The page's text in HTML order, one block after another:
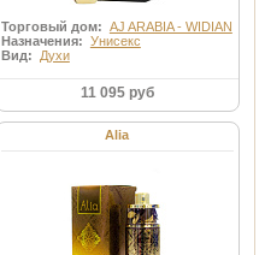
Торговый дом: AJ ARABIA - WIDIAN
Назначения: Унисекс
Вид: Духи
11 095 руб
Alia